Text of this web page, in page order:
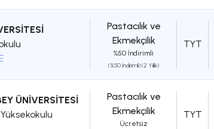
Pastacılık ve
Ekmekçilik
%50 İndirimli
(%50 İndirimli) (2 Yıllık)
TYT
ÜNİVERSİTESİ
Pastacılık ve
Ekmekçilik
Ücretsiz
TYT